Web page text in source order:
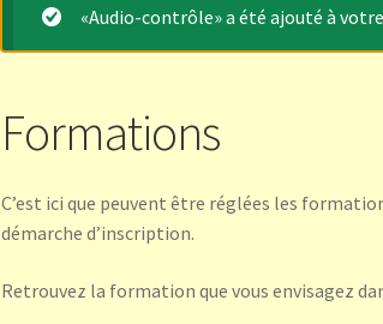
«Audio-contrôle» a été ajouté à
Formations
C’est ici que peuvent être réglées les
démarche d’inscription.
Retrouvez la formation que vous envisagez